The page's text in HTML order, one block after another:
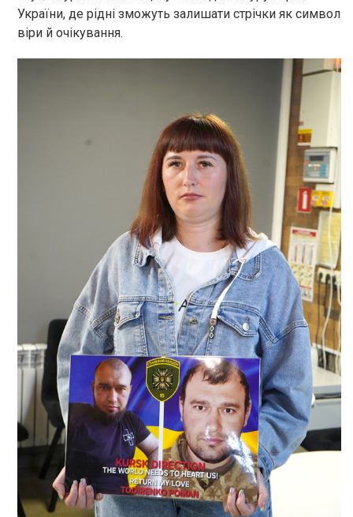
України, де рідні зможуть залишати стрічки як символ
віри й очікування.